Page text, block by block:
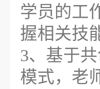
学员的工
握相关技
3、基于
模式，老